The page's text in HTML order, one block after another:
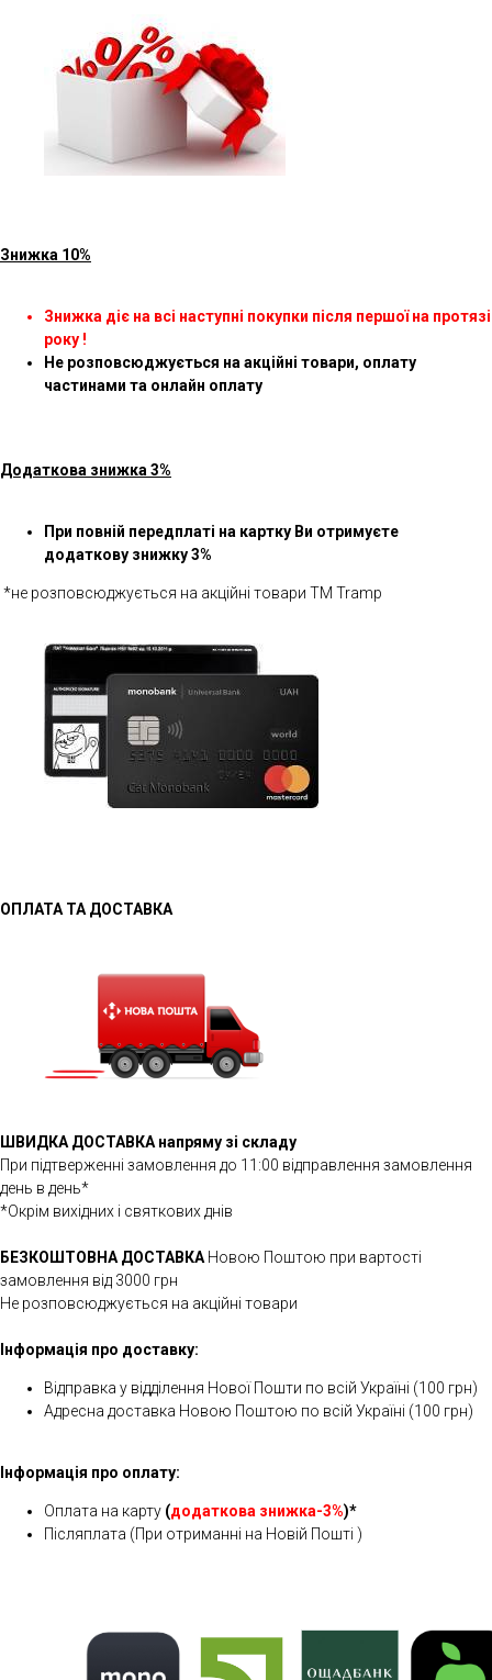
Знижка 10%
Знижка діє на всі наступні покупки після першої на протязі
року !
Не розповсюджується на акційні товари, оплату
частинами та онлайн оплату
Додаткова знижка 3%
При повній передплаті на картку Ви отримуєте
додаткову знижку 3%
*не розповсюджується на акційні товари ТМ Tramp
ОПЛАТА ТА ДОСТАВКА
ШВИДКА ДОСТАВКА напряму зі складу
При підтверженні замовлення до 11:00 відправлення замовлення
день в день*
*Окрім вихідних і святкових днів
БЕЗКОШТОВНА ДОСТАВКАНовою Поштою при вартості
замовлення від 3000 грн
Не розповсюджується на акційні товари
Інформація про доставку:
Відправка у відділення Нової Пошти по всій Україні (100 грн)
Адресна доставка Новою Поштою по всій Україні (100 грн)
Інформація про оплату:
Оплата на карту (додаткова знижка-3%)*
Післяплата (При отриманні на Новій Пошті )